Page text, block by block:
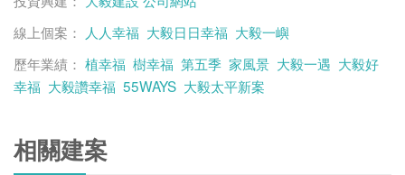
線上個案： 人人幸福 大毅日日幸福 大毅一嶼
歷年業績： 植幸福 樹幸福 第五季 家風景 大毅一遇 大毅好
幸福 大毅讚幸福 55WAYS 大毅太平新案
相關建案